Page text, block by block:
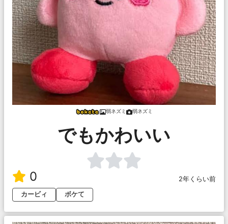
弱ネズミ 弱ネズミ
でもかわいい
0
2年くらい前
カービィ
ボケて